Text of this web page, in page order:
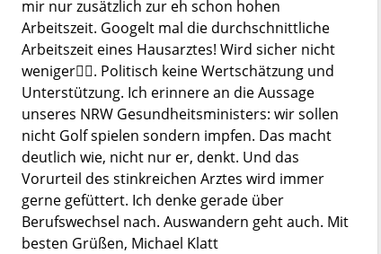
mir nur zusätzlich zur eh schon hohen
Arbeitszeit. Googelt mal die durchschnittliche
Arbeitszeit eines Hausarztes! Wird sicher nicht
weniger🤷‍♂️. Politisch keine Wertschätzung und
Unterstützung. Ich erinnere an die Aussage
unseres NRW Gesundheitsministers: wir sollen
nicht Golf spielen sondern impfen. Das macht
deutlich wie, nicht nur er, denkt. Und das
Vorurteil des stinkreichen Arztes wird immer
gerne gefüttert. Ich denke gerade über
Berufswechsel nach. Auswandern geht auch. Mit
besten Grüßen, Michael Klatt